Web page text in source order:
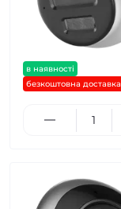
в наявності
безкоштовна доставка